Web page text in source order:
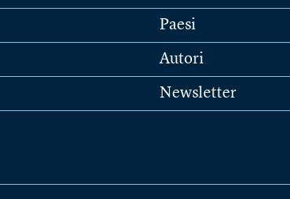
Paesi
Autori
Newsletter